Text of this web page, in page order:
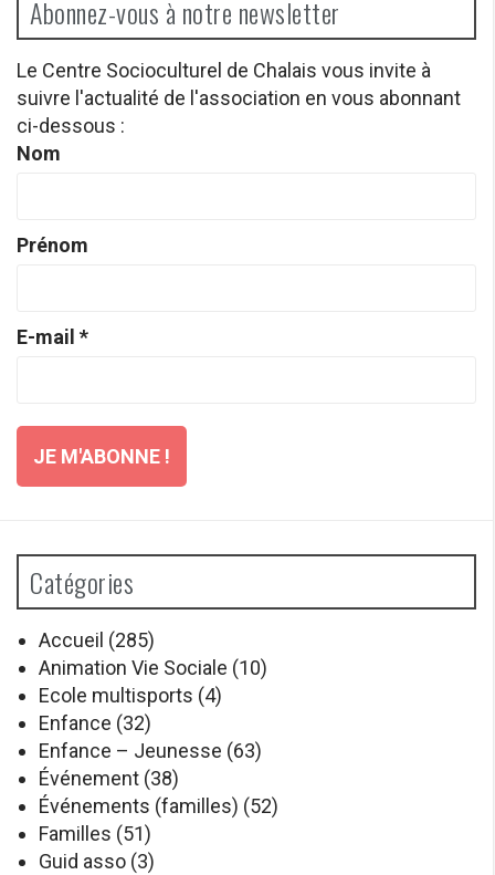
Abonnez-vous à notre newsletter
Le Centre Socioculturel de Chalais vous invite à
suivre l'actualité de l'association en vous abonnant
ci-dessous :
Nom
Prénom
E-mail *
Catégories
Accueil (285)
Animation Vie Sociale (10)
Ecole multisports (4)
Enfance (32)
Enfance – Jeunesse (63)
Événement (38)
Événements (familles) (52)
Familles (51)
Guid asso (3)